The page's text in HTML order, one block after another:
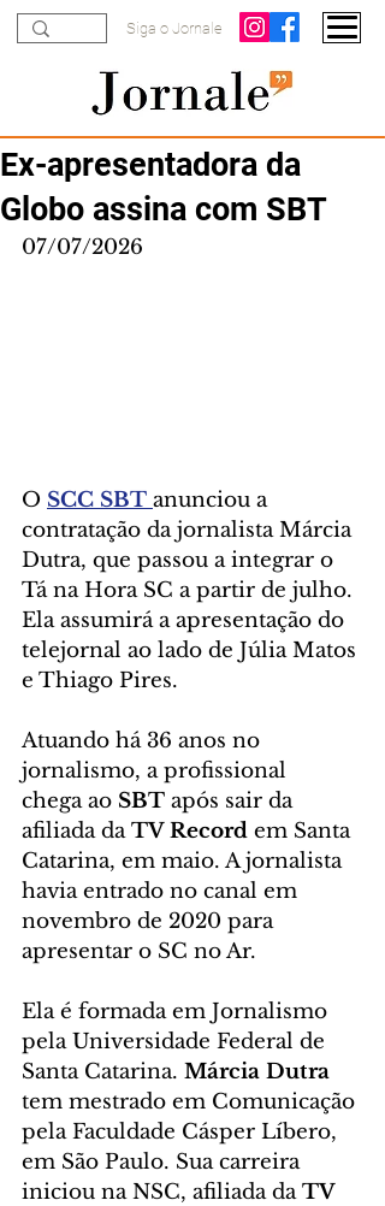
Siga o Jornale
Ex-apresentadora da
Globo assina com SBT
07/07/2026
O SCC SBT anunciou a
contratação da jornalista Márcia
Dutra, que passou a integrar o
Tá na Hora SC a partir de julho.
Ela assumirá a apresentação do
telejornal ao lado de Júlia Matos
e Thiago Pires.
Atuando há 36 anos no
jornalismo, a profissional
chega ao SBT após sair da
afiliada da TV Record em Santa
Catarina, em maio. A jornalista
havia entrado no canal em
novembro de 2020 para
apresentar o SC no Ar.
Ela é formada em Jornalismo
pela Universidade Federal de
Santa Catarina. Márcia Dutra
tem mestrado em Comunicação
pela Faculdade Cásper Líbero,
em São Paulo. Sua carreira
iniciou na NSC, afiliada da TV